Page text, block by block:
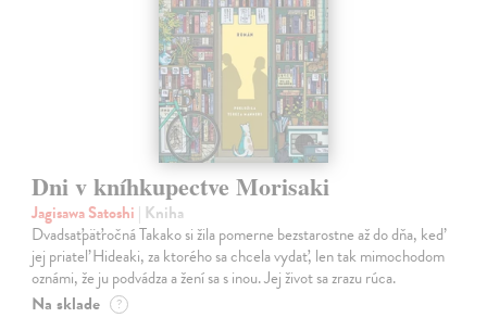
Dni v kníhkupectve Morisaki
Jagisawa Satoshi | Kniha
Dvadsaťpäťročná Takako si žila pomerne bezstarostne až do dňa, keď
jej priateľ Hideaki, za ktorého sa chcela vydať, len tak mimochodom
oznámi, že ju podvádza a žení sa s inou. Jej život sa zrazu rúca.
Na sklade ?